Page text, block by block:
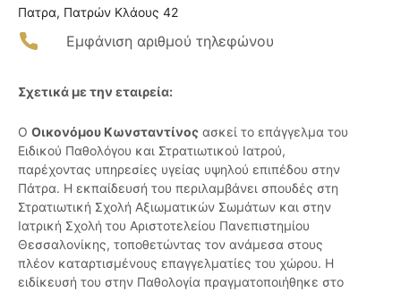
Πατρα, Πατρών Κλάους 42
Εμφάνιση αριθμού τηλεφώνου
Σχετικά με την εταιρεία:
Ο Οικονόμου Κωνσταντίνος ασκεί το επάγγελμα του
Ειδικού Παθολόγου και Στρατιωτικού Ιατρού,
παρέχοντας υπηρεσίες υγείας υψηλού επιπέδου στην
Πάτρα. Η εκπαίδευσή του περιλαμβάνει σπουδές στη
Στρατιωτική Σχολή Αξιωματικών Σωμάτων και στην
Ιατρική Σχολή του Αριστοτελείου Πανεπιστημίου
Θεσσαλονίκης, τοποθετώντας τον ανάμεσα στους
πλέον καταρτισμένους επαγγελματίες του χώρου. Η
ειδίκευσή του στην Παθολογία πραγματοποιήθηκε στο